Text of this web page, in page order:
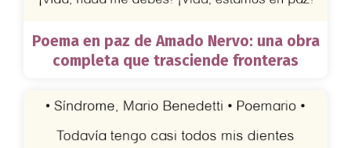
Poema en paz de Amado Nervo: una obra
completa que trasciende fronteras